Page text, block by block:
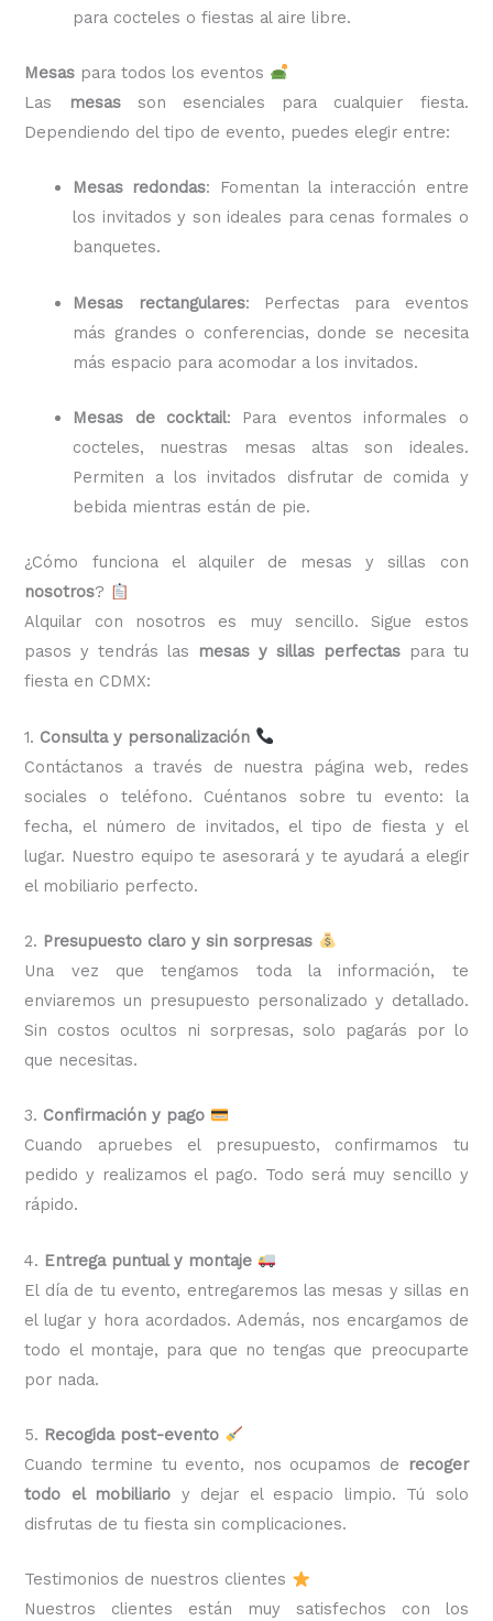
para cocteles o fiestas al aire libre.
Mesas para todos los eventos
Las
mesasson esenciales para cualquier fiesta.
Dependiendo del tipo de evento, puedes elegir entre:
Mesas redondas: Fomentan la interacción entre
los invitados y son ideales para cenas formales o
banquetes.
Mesas rectangulares: Perfectas para eventos
más grandes o conferencias, donde se necesita
más espacio para acomodar a los invitados.
Mesas de cocktail: Para eventos informales o
cocteles, nuestras mesas altas son ideales.
Permiten a los invitados disfrutar de comida y
bebida mientras están de pie.
¿Cómo funciona el alquiler de mesas y sillas con
nosotros?
Alquilar con nosotros es muy sencillo. Sigue estos
pasos y tendrás las
mesas y sillas perfectaspara tu
fiesta en CDMX:
1. Consulta y personalización
Contáctanos a través de nuestra página web, redes
sociales o teléfono. Cuéntanos sobre tu evento: la
fecha, el número de invitados, el tipo de fiesta y el
lugar. Nuestro equipo te asesorará y te ayudará a elegir
el mobiliario perfecto.
2. Presupuesto claro y sin sorpresas
Una vez que tengamos toda la información, te
enviaremos un presupuesto personalizado y detallado.
Sin costos ocultos ni sorpresas, solo pagarás por lo
que necesitas.
3. Confirmación y pago
Cuando apruebes el presupuesto, confirmamos tu
pedido y realizamos el pago. Todo será muy sencillo y
rápido.
4. Entrega puntual y montaje
El día de tu evento, entregaremos las mesas y sillas en
el lugar y hora acordados. Además, nos encargamos de
todo el montaje, para que no tengas que preocuparte
por nada.
5. Recogida post-evento
Cuando termine tu evento, nos ocupamos de
recoger
todo el mobiliario y dejar el espacio limpio. Tú solo
disfrutas de tu fiesta sin complicaciones.
Testimonios de nuestros clientes
Nuestros clientes están muy satisfechos con los